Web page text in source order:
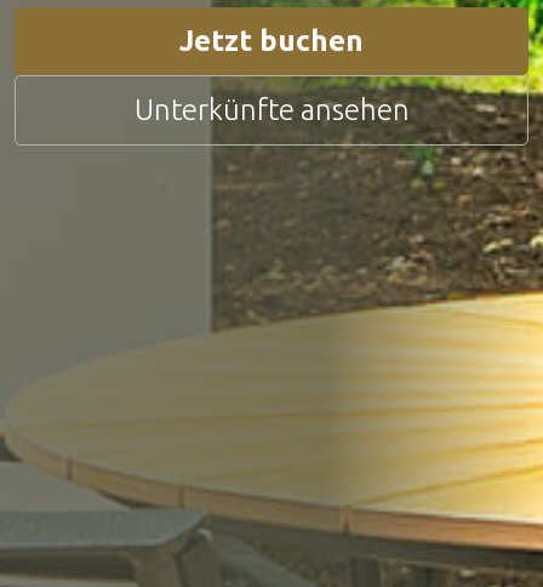
Jetzt buchen
Unterkünfte ansehen